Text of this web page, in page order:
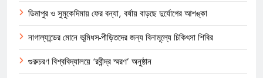
ডিমাপুর ও সুমুকেদিমায় ফের বন্যা, বর্ষায় বাড়ছে দুর্যোগের আশঙ্কা
নাগাল্যান্ডের মোনে ভূমিধস-পীড়িতদের জন্য বিনামূল্যে চিকিৎসা শিবির
গুরুচরণ বিশ্ববিদ্যালয়ে ‘রবীন্দ্র স্মরণ’ অনুষ্ঠান